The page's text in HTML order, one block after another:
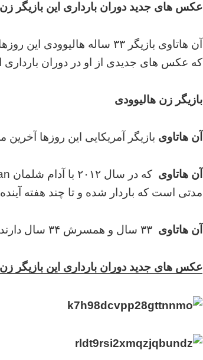
عکس های جدید دوران بارداری این بازیگر
آن هاتاوی بازیگر ۳۳ ساله
که عکس های جدیدی از او در دوران
بازیگر زن هالیوودی
آن هاتاوی بازیگر آمریکایی این روزها
آن هاتاوی
مدتی است که باردار شده و تا چند هفته
آن هاتاوی ۳۳ سال و همسرش ۳۴ سال دارند.
عکس های جدید دوران بارداری این بازیگر